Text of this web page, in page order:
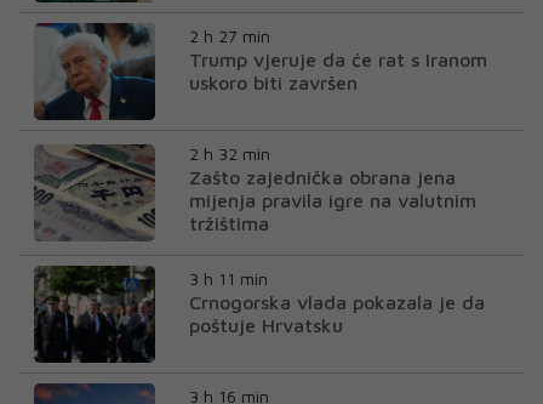
2 h 27 min
Trump vjeruje da će rat s Iranom
uskoro biti završen
2 h 32 min
Zašto zajednička obrana jena
mijenja pravila igre na valutnim
tržištima
3 h 11 min
Crnogorska vlada pokazala je da
poštuje Hrvatsku
3 h 16 min